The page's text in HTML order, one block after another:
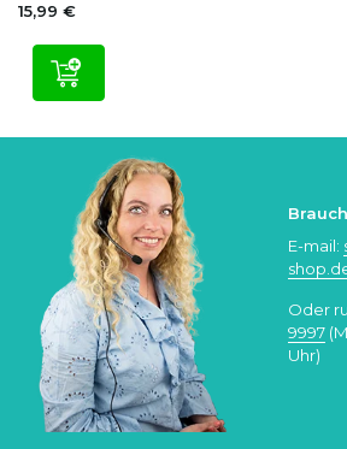
15,99 €
E-mail:
Oder
9997
Uhr)